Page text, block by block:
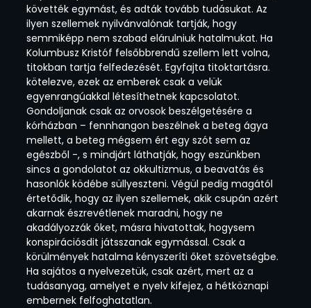
követték egymást, és adták tovább tudásukat. Az
ilyen szellemek nyilvánvalónak tartják, hogy
semmiképp nem szabad elárulniuk hatalmukat. Ha
Kolumbusz Kristóf felsőbbrendű szellem lett volna,
titokban tartja felfedezését. Egyfajta titoktartásra.
kötelezve, ezek az emberek csak a velük
egyenrangúakkal létesíthetnek kapcsolatot.
Gondoljanak csak az orvosok beszélgetésére a
kórházban – fennhangon beszélnek a beteg ágya
mellett, a beteg mégsem ért egy szót sem az
egészből -, s mindjárt láthatják, hogy eszünkben
sincs a gondolatot az okkultizmus, a beavatás és
hasonlók ködébe süllyeszteni. Végül pedig magától
értetődik, hogy az ilyen szellemek, akik csupán azért
akarnak észrevétlenek maradni, hogy ne
akadályozzák őket, másra hivatottak, hogysem
konspirációsdit játsszanak egymással. Csak a
körülmények hatalma kényszeríti őket szövetségbe.
Ha sajátos a nyelvezetük, csak azért, mert az a
tudásanyag, amelyet e nyelv kifejez, a hétköznapi
embernek felfoghatatlan.